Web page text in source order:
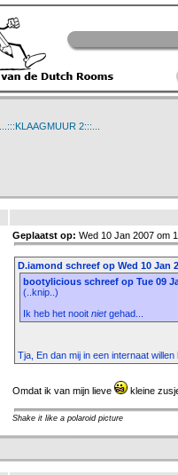
...:::KLAAGMUUR 2:::...
Geplaatst op: Wed 10 Jan 2007 om
D.iamond schreef op Wed 10 Jan
bootylicious schreef op Tue 09
(..knip..)
Ik heb het nooit nietgehad...
Tja, En dan mij in een internaat
Omdat ik van mijn lieve kleine
Shake it like a polaroid picture